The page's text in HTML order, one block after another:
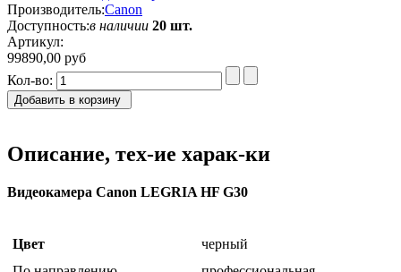
Производитель:Canon
Доступность:в наличии 20 шт.
Артикул:
99890,00 руб
Кол-во:
Добавить в корзину
Описание, тех-ие харак-ки
Видеокамера Canon LEGRIA HF G30
Цвет
черный